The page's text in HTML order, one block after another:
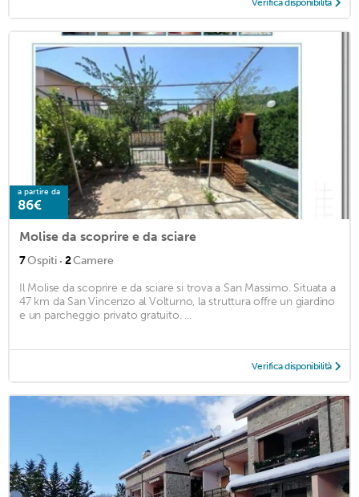
a partire da
86€
Molise da scoprire e da sciare
7Ospiti · 2Camere
Il Molise da scoprire e da sciare si trova a San Massimo. Situata a
47 km da San Vincenzo al Volturno, la struttura offre un giardino
e un parcheggio privato gratuito. ...
Verifica disponibilità